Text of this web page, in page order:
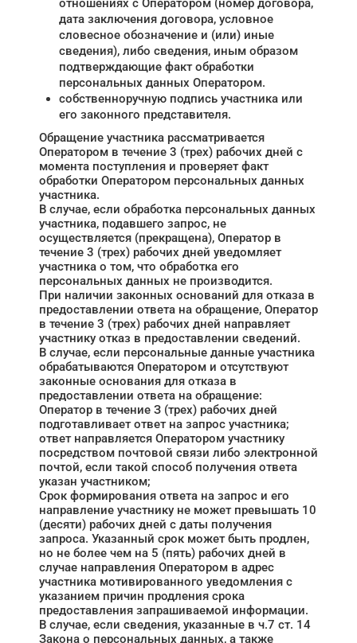
отношениях с Оператором (номер договора,
дата заключения договора, условное
словесное обозначение и (или) иные
сведения), либо сведения, иным образом
подтверждающие факт обработки
персональных данных Оператором.
собственноручную подпись участника или
его законного представителя.
Обращение участника рассматривается
Оператором в течение 3 (трех) рабочих дней с
момента поступления и проверяет факт
обработки Оператором персональных данных
участника.
В случае, если обработка персональных данных
участника, подавшего запрос, не
осуществляется (прекращена), Оператор в
течение 3 (трех) рабочих дней уведомляет
участника о том, что обработка его
персональных данных не производится.
При наличии законных оснований для отказа в
предоставлении ответа на обращение, Оператор
в течение 3 (трех) рабочих дней направляет
участнику отказ в предоставлении сведений.
В случае, если персональные данные участника
обрабатываются Оператором и отсутствуют
законные основания для отказа в
предоставлении ответа на обращение:
Оператор в течение З (трех) рабочих дней
подготавливает ответ на запрос участника;
ответ направляется Оператором участнику
посредством почтовой связи либо электронной
почтой, если такой способ получения ответа
указан участником;
Срок формирования ответа на запрос и его
направление участнику не может превышать 10
(десяти) рабочих дней с даты получения
запроса. Указанный срок может быть продлен,
но не более чем на 5 (пять) рабочих дней в
случае направления Оператором в адрес
участника мотивированного уведомления с
указанием причин продления срока
предоставления запрашиваемой информации.
В случае, если сведения, указанные в ч.7 ст. 14
Закона о персональных данных, а также